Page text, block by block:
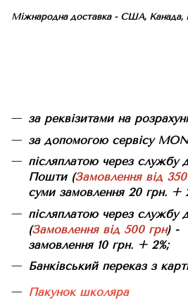
Міжнародна доставка - США, Канада,
за реквізитами на
за допомогою сервісу
післяплатою через службу
Пошти (Замовлення від
суми замовлення 20 грн. +
післяплатою через
(Замовлення від 500 грн) -
замовлення 10 грн. + 2%;
Банківський переказ з
Пакунок школяра